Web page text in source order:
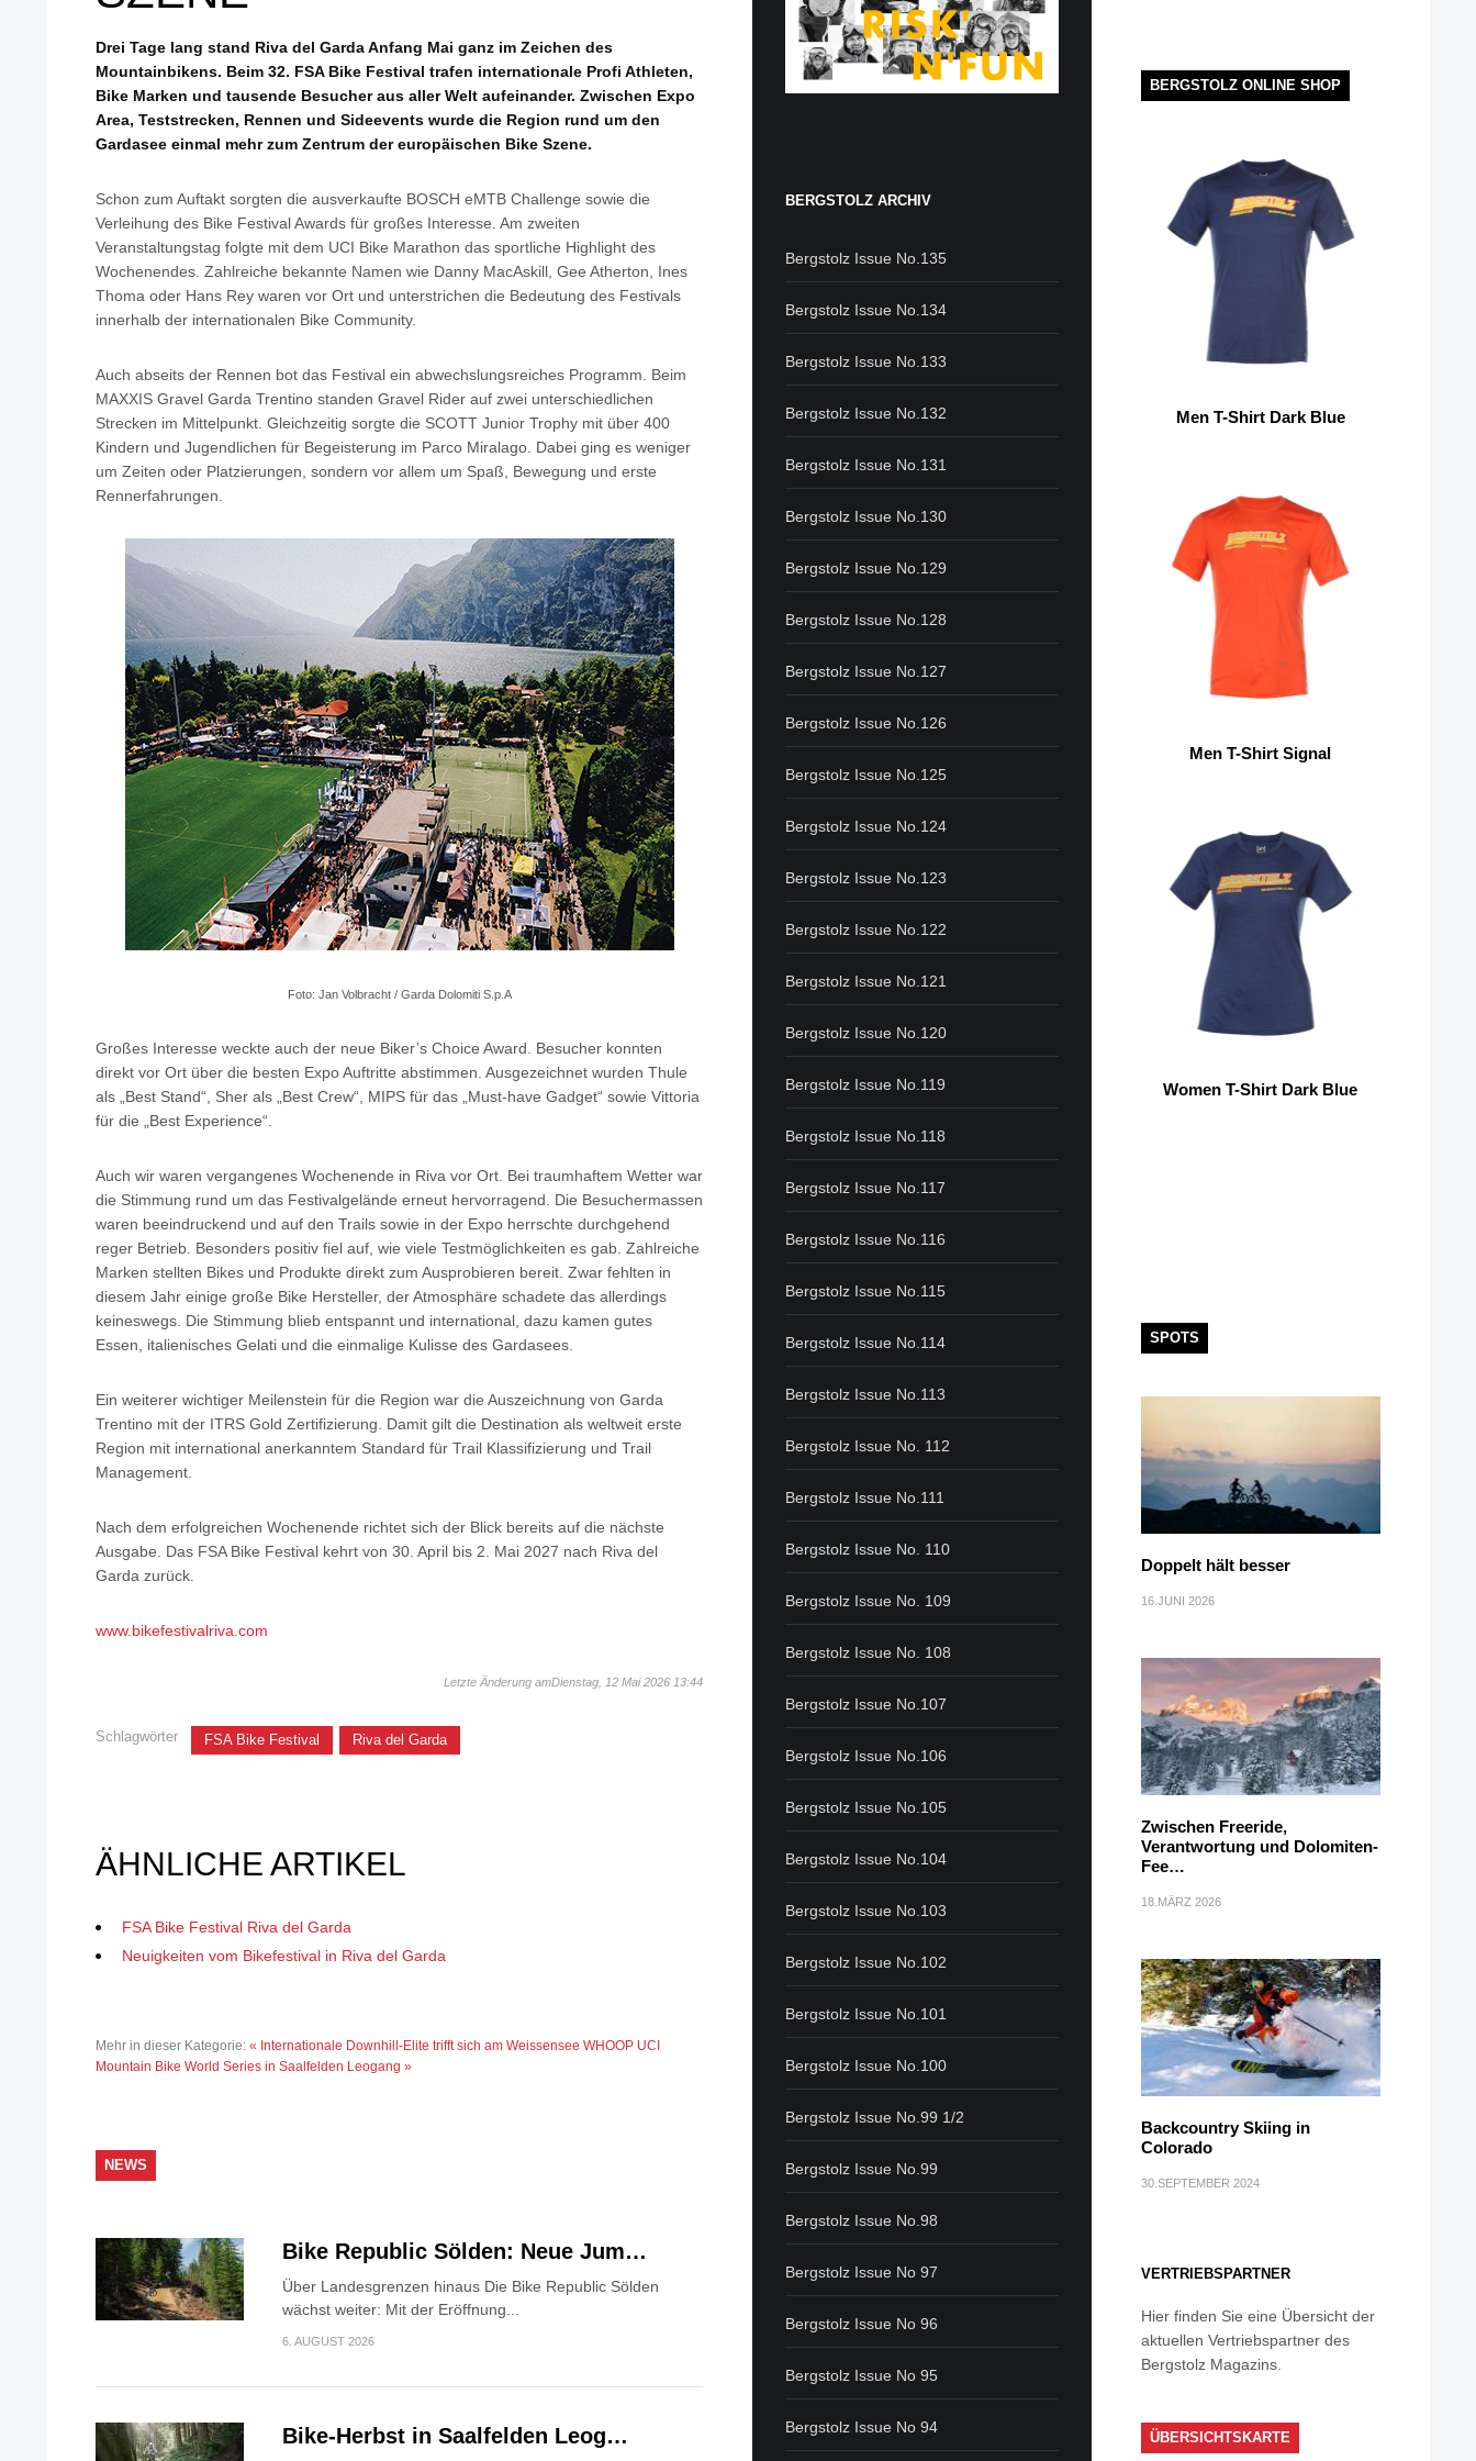
Drei Tage lang stand Riva del Garda Anfang Mai ganz im Zeichen des
Mountainbikens. Beim 32. FSA Bike Festival trafen internationale Profi Athleten,
Bike Marken und tausende Besucher aus aller Welt aufeinander. Zwischen Expo
Area, Teststrecken, Rennen und Sideevents wurde die Region rund um den
Gardasee einmal mehr zum Zentrum der europäischen Bike Szene.
Schon zum Auftakt sorgten die ausverkaufte BOSCH eMTB Challenge sowie die
Verleihung des Bike Festival Awards für großes Interesse. Am zweiten
Veranstaltungstag folgte mit dem UCI Bike Marathon das sportliche Highlight des
Wochenendes. Zahlreiche bekannte Namen wie Danny MacAskill, Gee Atherton, Ines
Thoma oder Hans Rey waren vor Ort und unterstrichen die Bedeutung des Festivals
innerhalb der internationalen Bike Community.
Auch abseits der Rennen bot das Festival ein abwechslungsreiches Programm. Beim
MAXXIS Gravel Garda Trentino standen Gravel Rider auf zwei unterschiedlichen
Strecken im Mittelpunkt. Gleichzeitig sorgte die SCOTT Junior Trophy mit über 400
Kindern und Jugendlichen für Begeisterung im Parco Miralago. Dabei ging es weniger
um Zeiten oder Platzierungen, sondern vor allem um Spaß, Bewegung und erste
Rennerfahrungen.
Foto: Jan Volbracht / Garda Dolomiti S.p.A
Großes Interesse weckte auch der neue Biker’s Choice Award. Besucher konnten
direkt vor Ort über die besten Expo Auftritte abstimmen. Ausgezeichnet wurden Thule
als „Best Stand“, Sher als „Best Crew“, MIPS für das „Must-have Gadget“ sowie Vittoria
für die „Best Experience“.
Auch wir waren vergangenes Wochenende in Riva vor Ort. Bei traumhaftem Wetter war
die Stimmung rund um das Festivalgelände erneut hervorragend. Die Besuchermassen
waren beeindruckend und auf den Trails sowie in der Expo herrschte durchgehend
reger Betrieb. Besonders positiv fiel auf, wie viele Testmöglichkeiten es gab. Zahlreiche
Marken stellten Bikes und Produkte direkt zum Ausprobieren bereit. Zwar fehlten in
diesem Jahr einige große Bike Hersteller, der Atmosphäre schadete das allerdings
keineswegs. Die Stimmung blieb entspannt und international, dazu kamen gutes
Essen, italienisches Gelati und die einmalige Kulisse des Gardasees.
Ein weiterer wichtiger Meilenstein für die Region war die Auszeichnung von Garda
Trentino mit der ITRS Gold Zertifizierung. Damit gilt die Destination als weltweit erste
Region mit international anerkanntem Standard für Trail Klassifizierung und Trail
Management.
Nach dem erfolgreichen Wochenende richtet sich der Blick bereits auf die nächste
Ausgabe. Das FSA Bike Festival kehrt von 30. April bis 2. Mai 2027 nach Riva del
Garda zurück.
www.bikefestivalriva.com
Letzte Änderung amDienstag, 12 Mai 2026 13:44
Schlagwörter FSA Bike Festival Riva del Garda
ÄHNLICHE ARTIKEL
FSA Bike Festival Riva del Garda
Neuigkeiten vom Bikefestival in Riva del Garda
Mehr in dieser Kategorie: « Internationale Downhill-Elite trifft sich am Weissensee WHOOP UCI
Mountain Bike World Series in Saalfelden Leogang »
NEWS
Bike Republic Sölden: Neue Jum…
Über Landesgrenzen hinaus Die Bike Republic Sölden
wächst weiter: Mit der Eröffnung...
6. AUGUST 2026
Bike-Herbst in Saalfelden Leog…
BERGSTOLZ ARCHIV
Bergstolz Issue No.135
Bergstolz Issue No.134
Bergstolz Issue No.133
Bergstolz Issue No.132
Bergstolz Issue No.131
Bergstolz Issue No.130
Bergstolz Issue No.129
Bergstolz Issue No.128
Bergstolz Issue No.127
Bergstolz Issue No.126
Bergstolz Issue No.125
Bergstolz Issue No.124
Bergstolz Issue No.123
Bergstolz Issue No.122
Bergstolz Issue No.121
Bergstolz Issue No.120
Bergstolz Issue No.119
Bergstolz Issue No.118
Bergstolz Issue No.117
Bergstolz Issue No.116
Bergstolz Issue No.115
Bergstolz Issue No.114
Bergstolz Issue No.113
Bergstolz Issue No. 112
Bergstolz Issue No.111
Bergstolz Issue No. 110
Bergstolz Issue No. 109
Bergstolz Issue No. 108
Bergstolz Issue No.107
Bergstolz Issue No.106
Bergstolz Issue No.105
Bergstolz Issue No.104
Bergstolz Issue No.103
Bergstolz Issue No.102
Bergstolz Issue No.101
Bergstolz Issue No.100
Bergstolz Issue No.99 1/2
Bergstolz Issue No.99
Bergstolz Issue No.98
Bergstolz Issue No 97
Bergstolz Issue No 96
Bergstolz Issue No 95
Bergstolz Issue No 94
BERGSTOLZ ONLINE SHOP
Men T-Shirt Dark Blue
Men T-Shirt Signal
Women T-Shirt Dark Blue
SPOTS
Doppelt hält besser
16.JUNI 2026
Zwischen Freeride,
Verantwortung und Dolomiten-
Fee…
18.MÄRZ 2026
Backcountry Skiing in
Colorado
30.SEPTEMBER 2024
VERTRIEBSPARTNER
Hier finden Sie eine Übersicht der
aktuellen Vertriebspartner des
Bergstolz Magazins.
ÜBERSICHTSKARTE